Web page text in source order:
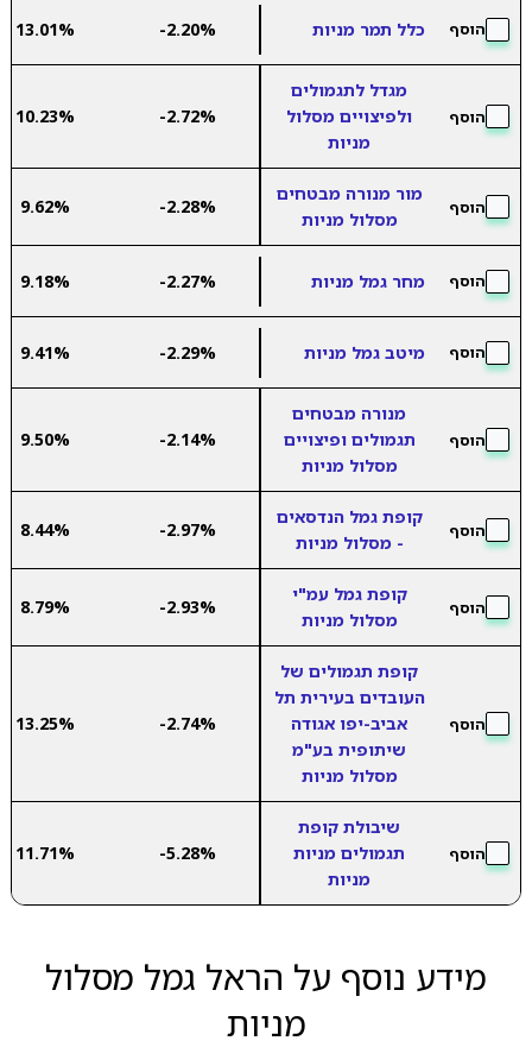
הוסף כלל תמר מניות -2.20%
13.01%
הוסף
מגדל לתגמולים
ולפיצויים מסלול
מניות
-2.72%
10.23%
הוסף
מור מנורה מבטחים
מסלול מניות
-2.28%
9.62%
הוסף מחר גמל מניות -2.27%
9.18%
הוסף מיטב גמל מניות -2.29%
9.41%
הוסף
מנורה מבטחים
תגמולים ופיצויים
מסלול מניות
-2.14%
9.50%
הוסף
קופת גמל הנדסאים
- מסלול מניות
-2.97%
8.44%
הוסף
קופת גמל עמ"י
מסלול מניות
-2.93%
8.79%
הוסף
קופת תגמולים של
העובדים בעירית תל
אביב-יפו אגודה
שיתופית בע"מ
מסלול מניות
-2.74%
13.25%
הוסף
שיבולת קופת
תגמולים מניות
מניות
-5.28%
11.71%
מידע נוסף על הראל גמל מסלול
מניות